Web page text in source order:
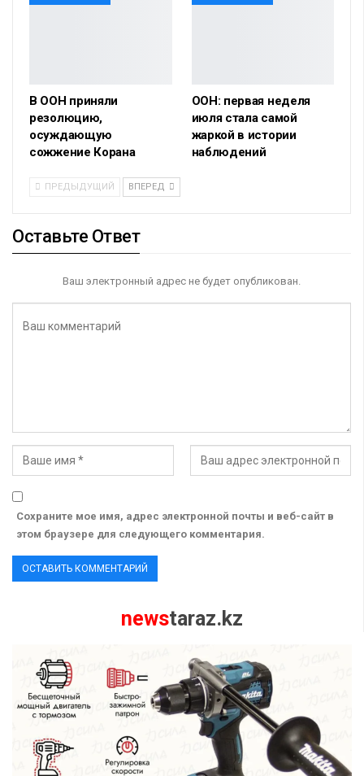
В ООН приняли
резолюцию,
осуждающую
сожжение Корана
ООН: первая неделя
июля стала самой
жаркой в истории
наблюдений
ПРЕДЫДУЩИЙ ВПЕРЕД
Оставьте Ответ
Ваш электронный адрес не будет опубликован.
Сохраните мое имя, адрес электронной почты и веб-сайт в
этом браузере для следующего комментария.
newstaraz.kz